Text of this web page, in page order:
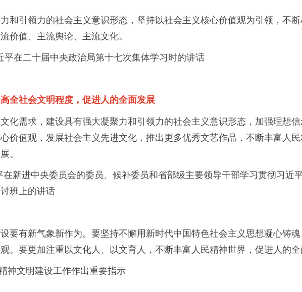
和引领力的社会主义意识形态，坚持以社会主义核心价值观为引领，不
价值、主流舆论、主流文化。
平在二十届中央政治局第十七次集体学习时的讲话
全社会文明程度，促进人的全面发展
化需求，建设具有强大凝聚力和引领力的社会主义意识形态，加强理想信
价值观，发展社会主义先进文化，推出更多优秀文艺作品，不断丰富人
。
在新进中央委员会的委员、候补委员和省部级主要领导干部学习贯彻习近
班上的讲话
要有新气象新作为。要坚持不懈用新时代中国特色社会主义思想凝心铸
。要更加注重以文化人、以文育人，不断丰富人民精神世界，促进人的全
神文明建设工作作出重要指示